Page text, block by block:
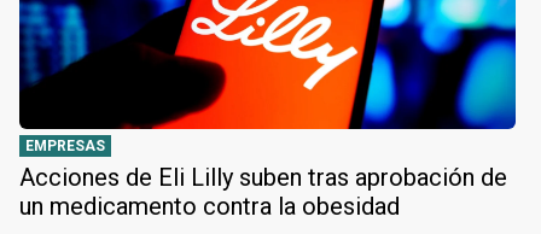
EMPRESAS
Acciones de Eli Lilly suben tras aprobación de
un medicamento contra la obesidad